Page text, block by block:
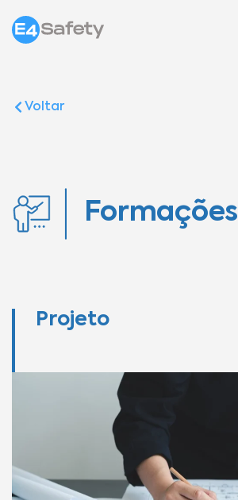
Voltar
Formações
Projeto